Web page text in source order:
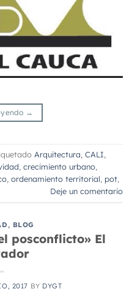
→
Arquitectura, CALI,
, crecimiento urbano,
, ordenamiento territorial, pot,
Deje un comentario
, BLOG
posconflicto» El
2017 BY DYGT